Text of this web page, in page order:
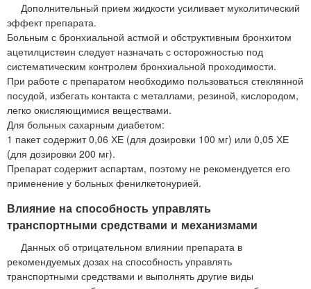
Дополнительный прием жидкости усиливает муколитический
эффект препарата.
Больным с бронхиальной астмой и обструктивным бронхитом
ацетилцистеин следует назначать с осторожностью под
систематическим контролем бронхиальной проходимости.
При работе с препаратом необходимо пользоваться стеклянной
посудой, избегать контакта с металлами, резиной, кислородом,
легко окисляющимися веществами.
Для больных сахарным диабетом:
1 пакет содержит 0,06 ХЕ (для дозировки 100 мг) или 0,05 ХЕ
(для дозировки 200 мг).
Препарат содержит аспартам, поэтому не рекомендуется его
применение у больных фенилкетонурией.
Влияние на способность управлять
транспортными средствами и механизмами
Данных об отрицательном влиянии препарата в
рекомендуемых дозах на способность управлять
транспортными средствами и выполнять другие виды